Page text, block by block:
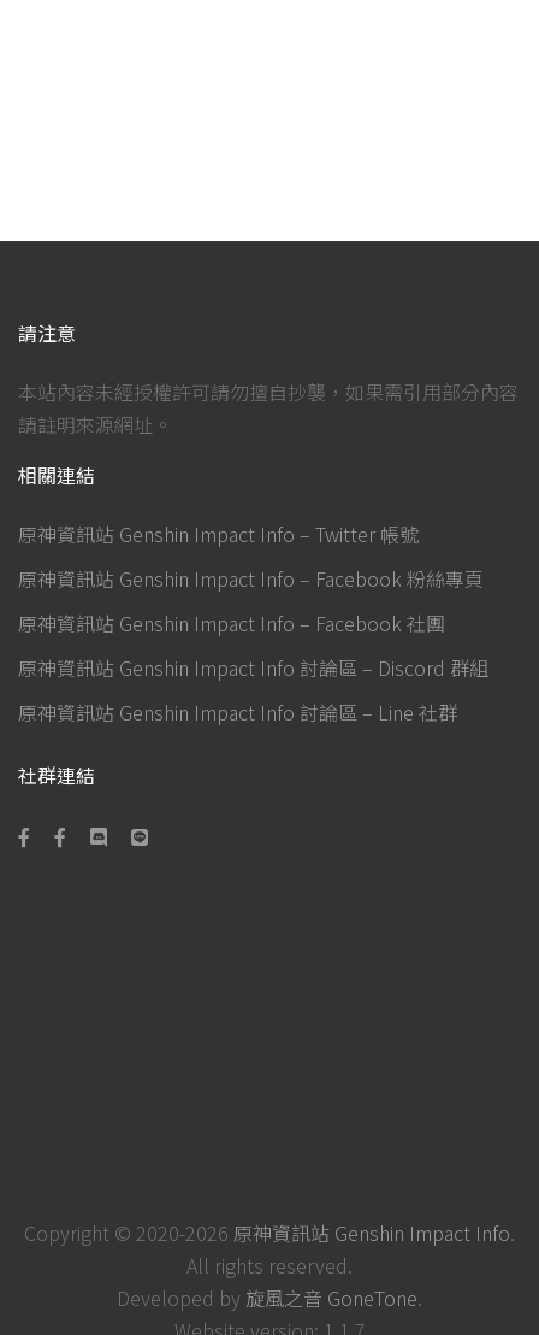
請注意
本站內容未經授權許可請勿擅自抄襲，如果需引用部分內容
請註明來源網址。
相關連結
原神資訊站 Genshin Impact Info – Twitter 帳號
原神資訊站 Genshin Impact Info – Facebook 粉絲專頁
原神資訊站 Genshin Impact Info – Facebook 社團
原神資訊站 Genshin Impact Info 討論區 – Discord 群組
原神資訊站 Genshin Impact Info 討論區 – Line 社群
社群連結
Copyright © 2020-2026 原神資訊站 Genshin Impact Info.
All rights reserved.
Developed by 旋風之音 GoneTone.